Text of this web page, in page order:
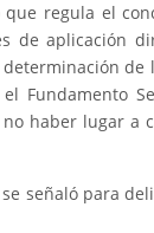
regula el
de aplicación
de
Fundamento
haber lugar a
señaló para